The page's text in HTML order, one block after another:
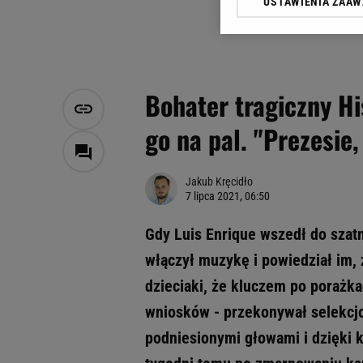
Bohater tragiczny
go na pal.
Jakub Kręcidło
7 lipca 2021, 06:50
Gdy Luis Enrique wszedł do
włączył muzykę i powiedział
dzieciaki, że kluczem po
wniosków - przekonywał
podniesionymi głowami i dzięki
Klikając „Akceptuję”
Zaufanych Partnerów i
My, nasi Zaufani
Użycie dokładnych
Przechowywanie